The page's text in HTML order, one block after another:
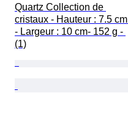
Quartz Collection de
cristaux - Hauteur : 7.5 cm
- Largeur : 10 cm- 152 g -
(1)